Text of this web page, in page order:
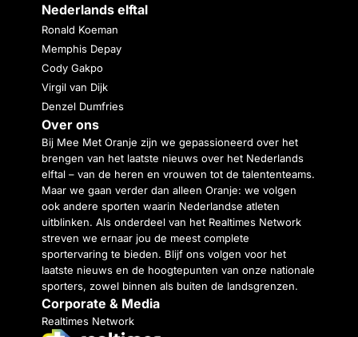
Nederlands elftal
Ronald Koeman
Memphis Depay
Cody Gakpo
Virgil van Dijk
Denzel Dumfries
Over ons
Bij Mee Met Oranje zijn we gepassioneerd over het
brengen van het laatste nieuws over het Nederlands
elftal – van de heren en vrouwen tot de talententeams.
Maar we gaan verder dan alleen Oranje: we volgen
ook andere sporten waarin Nederlandse atleten
uitblinken. Als onderdeel van het Realtimes Network
streven we ernaar jou de meest complete
sportervaring te bieden. Blijf ons volgen voor het
laatste nieuws en de hoogtepunten van onze nationale
sporters, zowel binnen als buiten de landsgrenzen.
Corporate & Media
Realtimes Network